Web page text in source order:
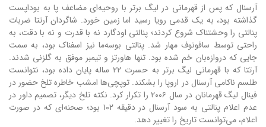
آرسنال که پس از قهرمانی در لیگ برتر با روحیه‌ای مضاعف پا به بوداپست
گذاشته بود، به یک قدمی رویا رسید اما زمین خورد. شاگردان آرتتا ضربات
پنالتی را وحشتناک شروع کردند؛ پنالتی اودگارد نه با قدرت و نه با دقت، به
راحتی توسط سافونوف مهار شد. پنالتی بوسه‌ما نیز اسفناک بود، به سمت
جایی که دروازه‌بان خم شده بود. تنها هاورتز و تیمبر موفق به گلزنی شدند.
آرتتا که با قهرمانی لیگ برتر به حسرت ۲۲ ساله پایان داده بود، نتوانست
طلسم ناکامی آرسنال در اروپا را بشکند. توپچی‌ها امشب خاطره تلخ حضور در
فینال لیگ قهرمانان در سال ۲۰۰۶ را تکرار کرد. نکته تلخ دیگر، تصمیم داور در
عدم اعلام پنالتی به سود آرسنال در دقیقه ۱۰۲ بود؛ صحنه‌ای که در صورت
اعلام، می‌توانست تاریخ را تغییر دهد.